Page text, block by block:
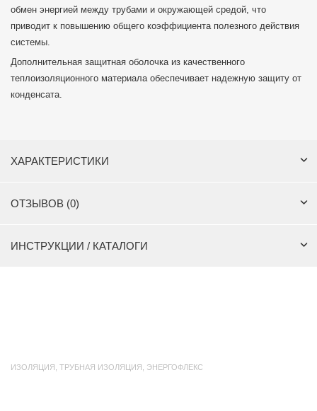
обмен энергией между трубами и окружающей средой, что
приводит к повышению общего коэффициента полезного действия
системы.
Дополнительная защитная оболочка из качественного
теплоизоляционного материала обеспечивает надежную защиту от
конденсата.
ХАРАКТЕРИСТИКИ
ОТЗЫВОВ (0)
ИНСТРУКЦИИ / КАТАЛОГИ
ИЗОЛЯЦИЯ ТРУБНАЯ ИЗОЛЯЦИЯ ЭНЕРГОФЛЕКС